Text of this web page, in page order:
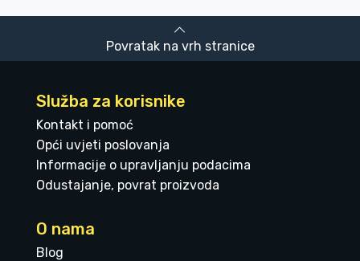
Povratak na vrh stranice
Služba za korisnike
Kontakt i pomoć
Opći uvjeti poslovanja
Informacije o upravljanju podacima
Odustajanje, povrat proizvoda
O nama
Blog